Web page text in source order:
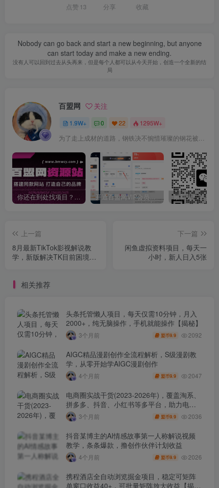
点赞 13 分享 收藏
Nobody can go back and start a new beginning, but anyone
can start today and make a new ending.
没有人可以回到过去从头再来，但是每个人都可以从今天开始，创造一个全新的结
局
百盟网 关注
1.9W+ 0 22 1295W+
为了走上成材的道路，钢铁决不惋惜璀璨的钢花被遗弃
你还在到处找项目？还在当韭菜？我靠卖项目一个月收入5万+，曾经我也是个失败者。 开通百盟网VIP会员，尊享全站资源免费下载，享70%的推广提成！！【限时五折优惠】
上一篇
8月最新TikTok影视解说教
学，新版解决TK目前困境，
下一篇
闲鱼虚拟资料项目，每天一
小时，新人日入5张
相关推荐
头条托管懒人项目，每天仅需10分钟，月入
2000+，纯无脑操作，手机就能操作【揭秘】
3个月前 盟币9.9 2092
AIGC精品漫剧创作全流程解析，S级漫剧教
学，从零开始学AIGC漫剧创作
4个月前 盟币9.9 2047
电商圈实战干货(2023-2026年)，覆盖淘系、
拼多多、抖音、小红书等多平台，助力电商
人避开坑、提效率、稳盈利(更新4月)
3个月前 盟币9.9 2036
抖音某博主的AI情感故事第一人称解说视频
教学，条条爆款，撸创作伙伴计划收益
4个月前 盟币9.9 2026
携程酒店全自动浏览掘金项目，稳定可矩阵
单窗口收益40+，可批量矩阵放大收益【揭